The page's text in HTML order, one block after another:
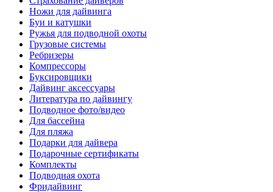
Ножи для дайвинга
Буи и катушки
Ружья для подводной охоты
Грузовые системы
Ребризеры
Компрессоры
Буксировщики
Дайвинг аксессуары
Литература по дайвингу
Подводное фото/видео
Для бассейна
Для пляжа
Подарки для дайвера
Подарочные сертификаты
Комплекты
Подводная охота
Фридайвинг